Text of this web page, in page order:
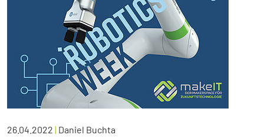
26.04.2022 | Daniel Buchta